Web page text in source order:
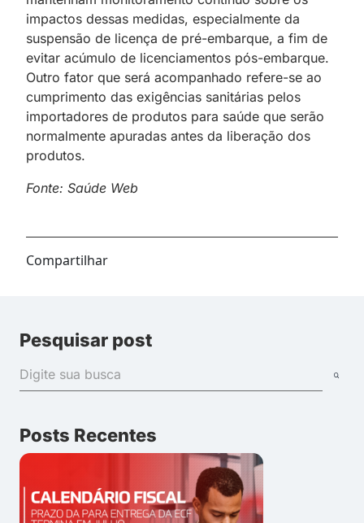
impactos dessas medidas, especialmente da
suspensão de licença de pré-embarque, a fim de
evitar acúmulo de licenciamentos pós-embarque.
Outro fator que será acompanhado refere-se ao
cumprimento das exigências sanitárias pelos
importadores de produtos para saúde que serão
normalmente apuradas antes da liberação dos
produtos.
Fonte: Saúde Web
Compartilhar
Pesquisar post
Posts Recentes